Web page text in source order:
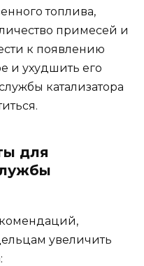
топлива,
примесей и
к появлению
и ухудшить его
катализатора
для
увеличить